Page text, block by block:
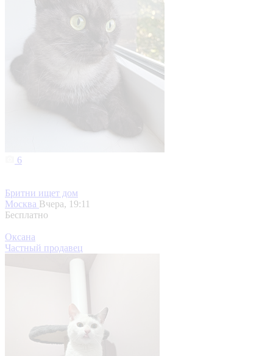
6
Бритни ищет дом
Москва Вчера, 19:11
Бесплатно
Оксана
Частный продавец